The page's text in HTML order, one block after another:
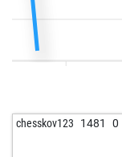
chesskov123 1481 0